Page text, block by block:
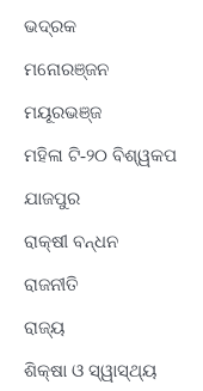
ଭଦ୍ରକ
ମନୋରଞ୍ଜନ
ମୟୂରଭଞ୍ଜ
ମହିଳା ଟି-୨୦ ବିଶ୍ୱକପ
ଯାଜପୁର
ରାକ୍ଷୀ ବନ୍ଧନ
ରାଜନୀତି
ରାଜ୍ୟ
ଶିକ୍ଷା ଓ ସ୍ୱାସ୍ଥ୍ୟ